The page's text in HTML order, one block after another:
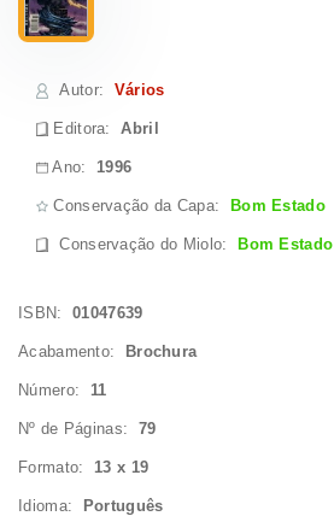
Autor: Vários
Editora:Abril
Ano: 1996
Conservação da Capa: Bom Estado
Conservação do Miolo:Bom Estado
ISBN:01047639
Acabamento: Brochura
Número: 11
Nº de Páginas: 79
Formato: 13 x 19
Idioma: Português